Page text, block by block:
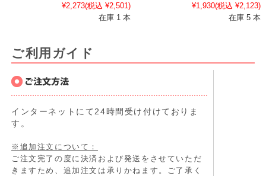
¥2,273(税込 ¥2,501)
在庫 1 本
¥1,930(税込 ¥2,123)
在庫 5 本
ご利用ガイド
インターネットにて24時間受け付けておりま
す。
※追加注文について：
ご注文完了の度に決済および発送をさせていただ
きますため、追加注文は承りかねます。ご了承く